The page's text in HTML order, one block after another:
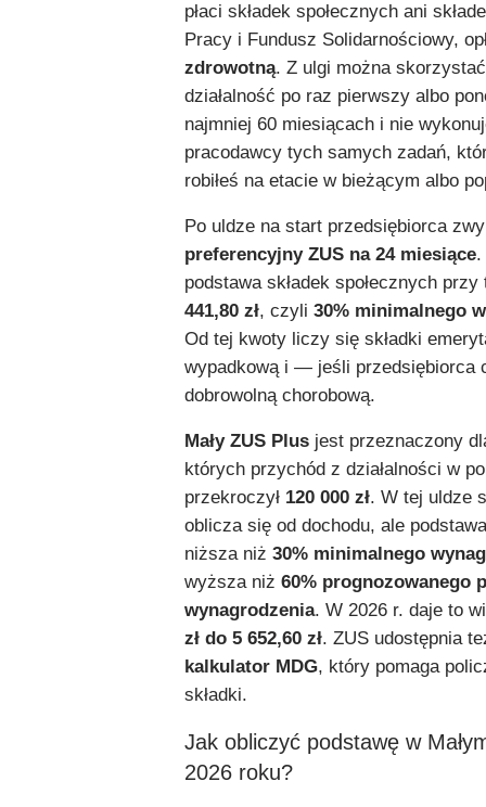
płaci składek społecznych ani
Pracy i Fundusz Solidarnościowy,
zdrowotną. Z ulgi można
działalność po raz pierwszy albo
najmniej 60 miesiącach i nie
pracodawcy tych samych zadań,
robiłeś na etacie w bieżącym albo
Po uldze na start przedsiębiorca
preferencyjny ZUS na 24 miesiące.
podstawa składek społecznych
441,80 zł, czyli 30% minimalnego
Od tej kwoty liczy się składki
wypadkową i — jeśli przedsiębiorca
dobrowolną chorobową.
Mały ZUS Plus jest przeznaczony
których przychód z działalności w
przekroczył 120 000 zł. W tej uldze
oblicza się od dochodu, ale
niższa niż 30% minimalnego
wyższa niż 60% prognozowanego
wynagrodzenia. W 2026 r. daje to
zł do 5 652,60 zł. ZUS udostępnia
kalkulator MDG, który pomaga
składki.
Jak obliczyć podstawę w
2026 roku?